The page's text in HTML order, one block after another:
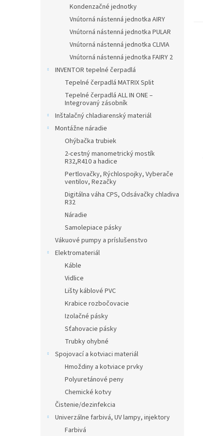
Kondenzačné jednotky
Vnútorná nástenná jednotka AIRY
Vnútorná nástenná jednotka PULAR
Vnútorná nástenná jednotka CLIVIA
Vnútorná nástenná jednotka FAIRY 2
INVENTOR tepelné čerpadlá
Tepelné čerpadlá MATRIX Split
Tepelné čerpadlá ALL IN ONE –
Integrovaný zásobník
Inštalačný chladiarenský materiál
Montážne náradie
Ohýbačka trubiek
2-cestný manometrický mostík
R32,R410 a hadice
Pertlovačky, Rýchlospojky, Vyberače
ventilov, Rezačky
Digitálna váha CPS, Odsávačky chladiva
R32
Náradie
Samolepiace pásky
Vákuové pumpy a príslušenstvo
Elektromateriál
Káble
Vidlice
Lišty káblové PVC
Krabice rozbočovacie
Izolačné pásky
Sťahovacie pásky
Trubky ohybné
Spojovací a kotviaci materiál
Hmoždiny a kotviace prvky
Polyuretánové peny
Chemické kotvy
Čistenie/dezinfekcia
Univerzálne farbivá, UV lampy, injektory
Farbivá